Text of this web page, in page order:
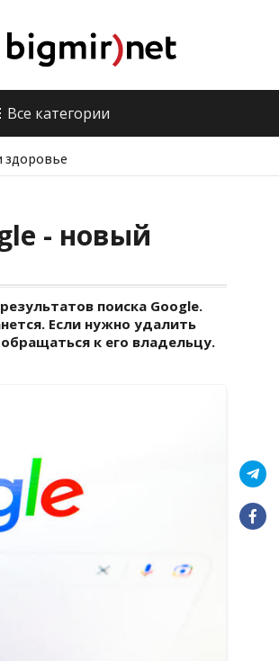
Все категории
- новый
поиска Google.
Если нужно удалить
к его владельцу.